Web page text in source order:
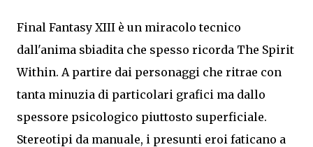
Final Fantasy XIII è un miracolo tecnico
dall'anima sbiadita che spesso ricorda The Spirit
Within. A partire dai personaggi che ritrae con
tanta minuzia di particolari grafici ma dallo
spessore psicologico piuttosto superficiale.
Stereotipi da manuale, i presunti eroi faticano a